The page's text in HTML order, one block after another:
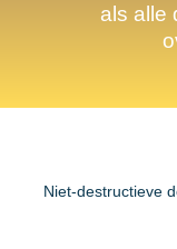
als alle
Niet-destructieve